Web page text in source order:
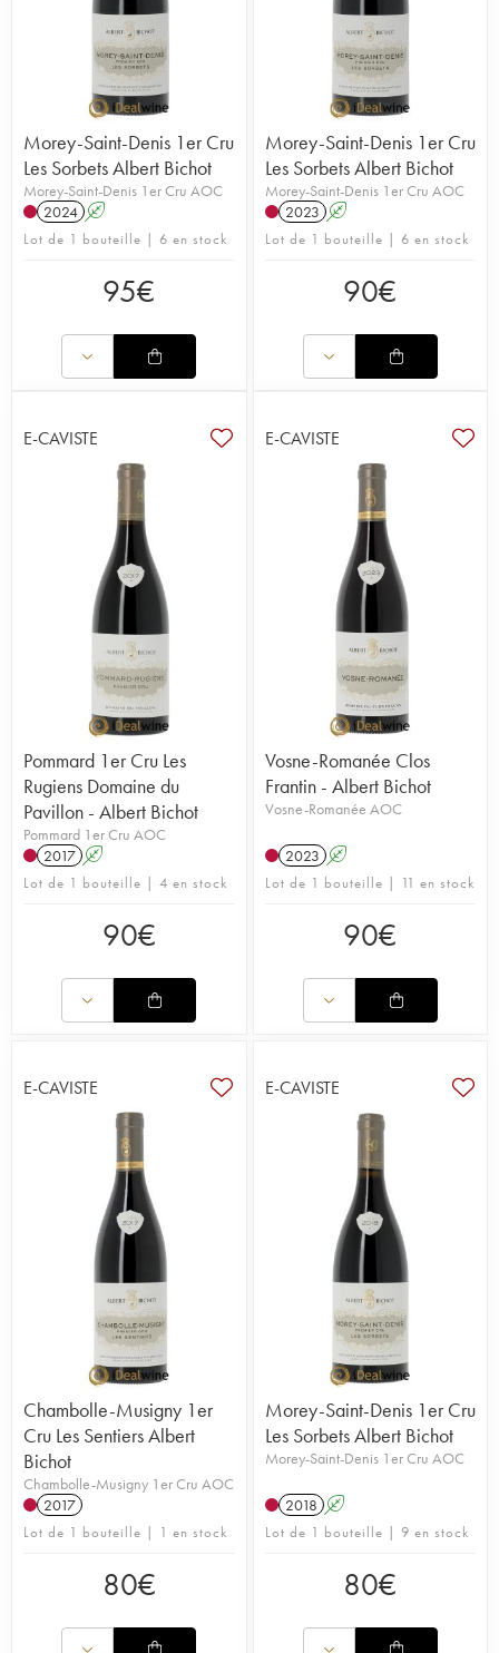
Morey-Saint-Denis 1er Cru
Les Sorbets Albert Bichot
Morey-Saint-Denis 1er Cru AOC
2024 A
Lot de 1 bouteille | 6 en stock
95€
Morey-Saint-Denis 1er Cru
Les Sorbets Albert Bichot
Morey-Saint-Denis 1er Cru AOC
2023 A
Lot de 1 bouteille | 6 en stock
90€
E-CAVISTE
Pommard 1er Cru Les
Rugiens Domaine du
Pavillon - Albert Bichot
Pommard 1er Cru AOC
2017 A
Lot de 1 bouteille | 4 en stock
90€
E-CAVISTE
Vosne-Romanée Clos
Frantin - Albert Bichot
Vosne-Romanée AOC
2023 A
Lot de 1 bouteille | 11 en stock
90€
E-CAVISTE
Chambolle-Musigny 1er
Cru Les Sentiers Albert
Bichot
Chambolle-Musigny 1er Cru AOC
2017
Lot de 1 bouteille | 1 en stock
80€
E-CAVISTE
Morey-Saint-Denis 1er Cru
Les Sorbets Albert Bichot
Morey-Saint-Denis 1er Cru AOC
2018 A
Lot de 1 bouteille | 9 en stock
80€